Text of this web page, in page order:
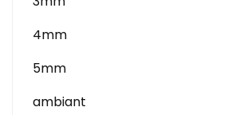
4mm
5mm
ambiant